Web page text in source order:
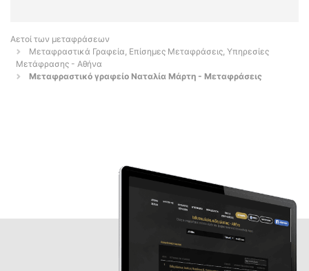
Αετοί των μεταφράσεων
Μεταφραστικά Γραφεία, Επίσημες Μεταφράσεις, Υπηρεσίες
Μετάφρασης - Αθήνα
Μεταφραστικό γραφείο Ναταλία Μάρτη - Μεταφράσεις